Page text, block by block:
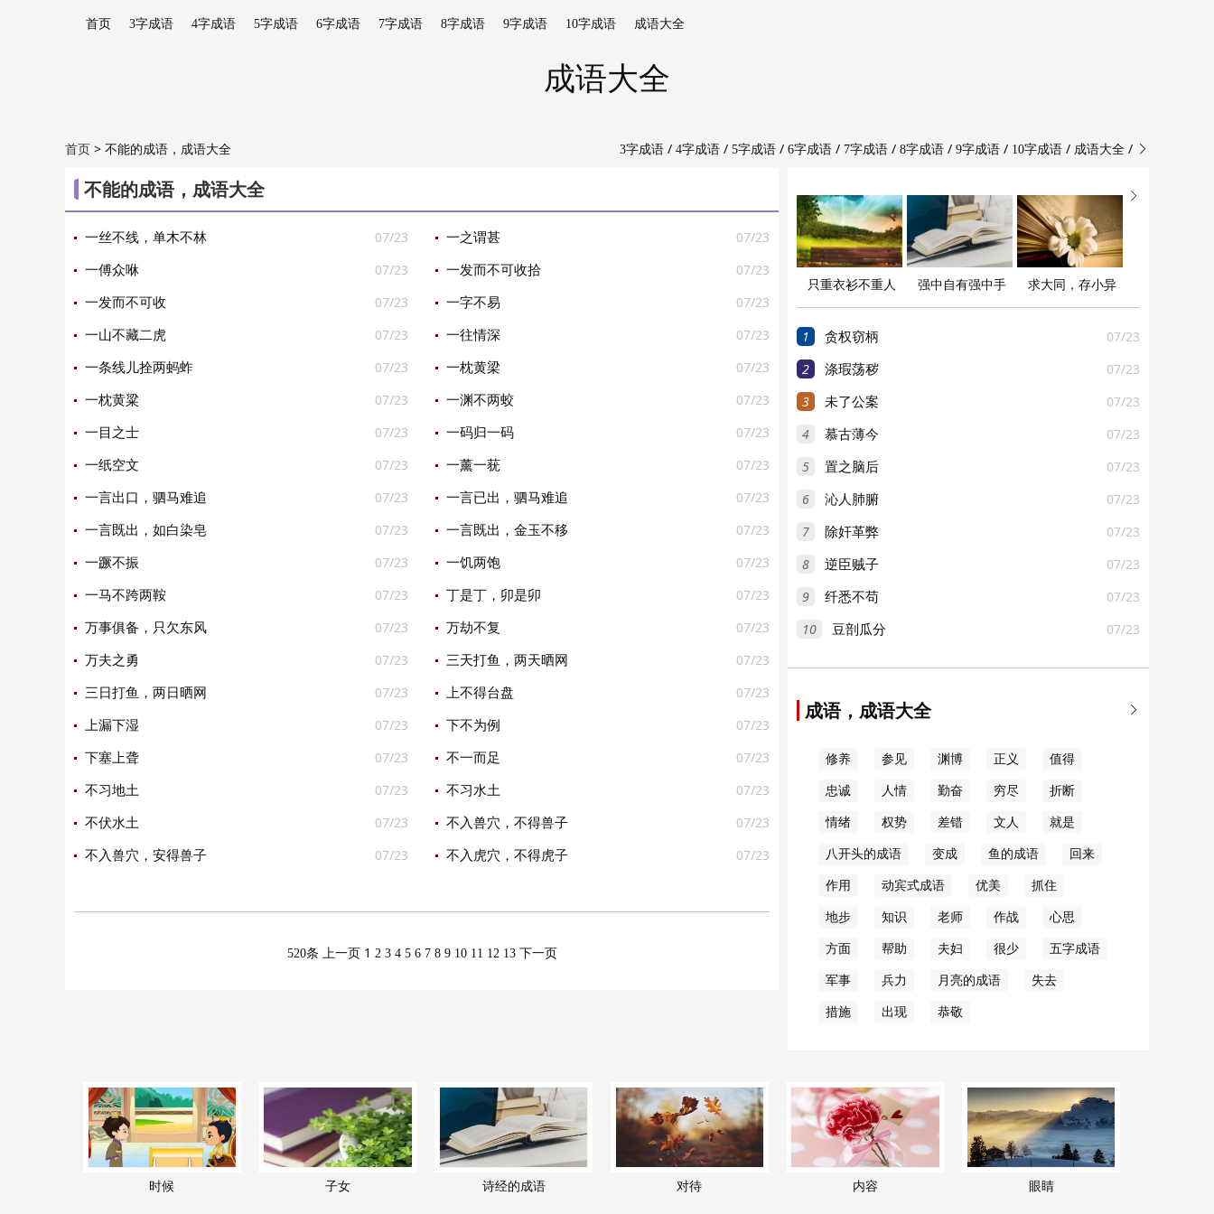
首页 3字成语 4字成语 5字成语 6字成语 7字成语 8字成语 9字成语 10字成语 成语大全
成语大全
3字成语 / 4字成语 / 5字成语 / 6字成语 / 7字成语 / 8字成语 / 9字成语 / 10字成语 / 成语大全 / 
首页 > 不能的成语，成语大全
不能的成语，成语大全
07/23
一丝不线，单木不林 07/23
一之谓甚
07/23
一傅众咻 07/23
一发而不可收拾
07/23
一发而不可收 07/23
一字不易
07/23
一山不藏二虎 07/23
一往情深
07/23
一条线儿拴两蚂蚱 07/23
一枕黄梁
07/23
一枕黄粱 07/23
一渊不两蛟
07/23
一目之士 07/23
一码归一码
07/23
一纸空文 07/23
一薰一莸
07/23
一言出口，驷马难追 07/23
一言已出，驷马难追
07/23
一言既出，如白染皂 07/23
一言既出，金玉不移
07/23
一蹶不振 07/23
一饥两饱
07/23
一马不跨两鞍 07/23
丁是丁，卯是卯
07/23
万事俱备，只欠东风 07/23
万劫不复
07/23
万夫之勇 07/23
三天打鱼，两天晒网
07/23
三日打鱼，两日晒网 07/23
上不得台盘
07/23
上漏下湿 07/23
下不为例
07/23
下塞上聋 07/23
不一而足
07/23
不习地土 07/23
不习水土
07/23
不伏水土 07/23
不入兽穴，不得兽子
07/23
不入兽穴，安得兽子 07/23
不入虎穴，不得虎子
520条 上一页 1 2 3 4 5 6 7 8 9 10 11 12 13 下一页

只重衣衫不重人 强中自有强中手 求大同，存小异
1 07/23
贪权窃柄
2 07/23
涤瑕荡秽
3 07/23
未了公案
4 07/23
慕古薄今
5 07/23
置之脑后
6 07/23
沁人肺腑
7 07/23
除奸革弊
8 07/23
逆臣贼子
9 07/23
纤悉不苟
10 07/23
豆剖瓜分

成语，成语大全
修养 参见 渊博 正义 值得
忠诚 人情 勤奋 穷尽 折断
情绪 权势 差错 文人 就是
八开头的成语 变成 鱼的成语 回来
作用 动宾式成语 优美 抓住
地步 知识 老师 作战 心思
方面 帮助 夫妇 很少 五字成语
军事 兵力 月亮的成语 失去
措施 出现 恭敬
时候 子女 诗经的成语 对待 内容 眼睛